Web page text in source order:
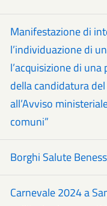
Manifestazione di
l’individuazione di
l’acquisizione di
della candidatura
all’Avviso
comuni”
Borghi Salute
Carnevale 2024 a